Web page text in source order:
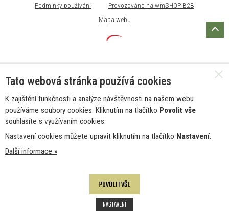
Podmínky používání
Provozováno na wmSHOP B2B
Mapa webu
Tato webová stránka používá cookies
K zajištění funkčnosti a analýze návštěvnosti na našem webu
používáme soubory cookies. Kliknutím na tlačítko Povolit vše
souhlasíte s využívaním cookies.
Nastavení cookies můžete upravit kliknutím na tlačítko Nastavení.
Další informace »
POVOLIT VŠE
NASTAVENÍ